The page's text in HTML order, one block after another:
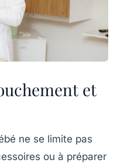
et
ne se limite pas
ou à préparer